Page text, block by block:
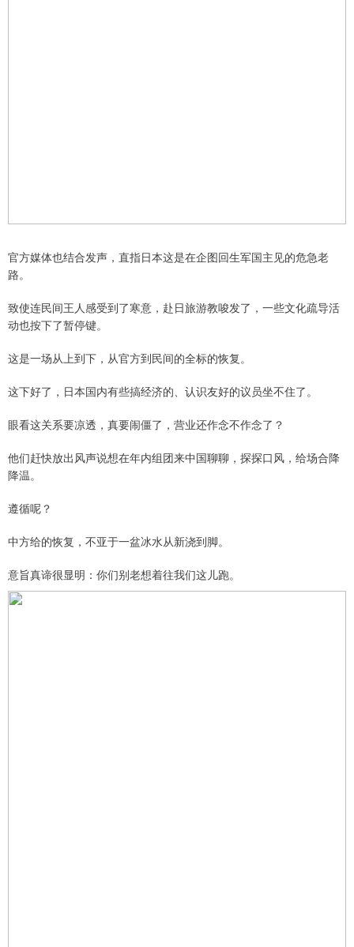
官方媒体也结合发声，直指日本这是在企图回生军国主见的危急老
路。
致使连民间王人感受到了寒意，赴日旅游教唆发了，一些文化疏导活
动也按下了暂停键。
这是一场从上到下，从官方到民间的全标的恢复。
这下好了，日本国内有些搞经济的、认识友好的议员坐不住了。
眼看这关系要凉透，真要闹僵了，营业还作念不作念了？
他们赶快放出风声说想在年内组团来中国聊聊，探探口风，给场合降
降温。
遵循呢？
中方给的恢复，不亚于一盆冰水从新浇到脚。
意旨真谛很显明：你们别老想着往我们这儿跑。